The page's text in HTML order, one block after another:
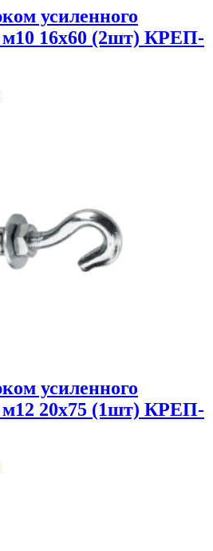
усиленного
м10 16х60 (2шт) КРЕП-
усиленного
м12 20х75 (1шт) КРЕП-